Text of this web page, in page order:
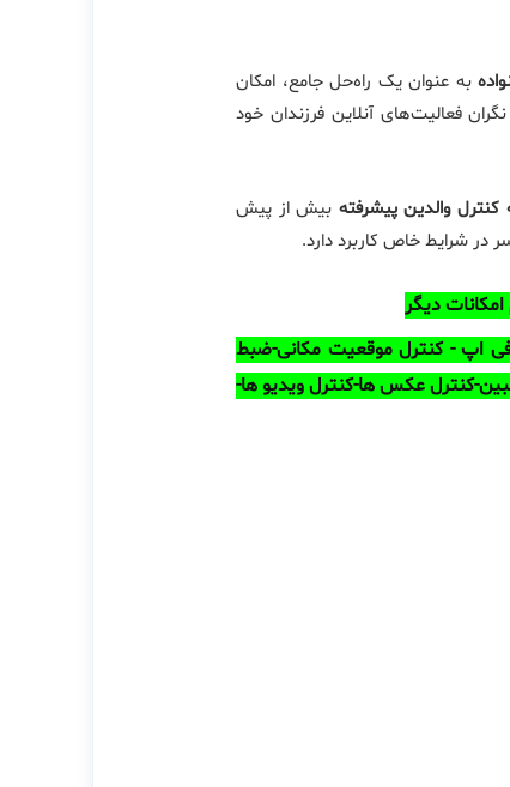
به عنوان یک راه‌حل جامع، امکان
آنلاین را فراهم می‌کند. تحقیقات نشان می‌دهد که ۷۲٪ از والدین نگران فعالیت‌های آنلاین فرزندان خود
کنترل والدین پیشرفته بیش از پیش
در شرایط خاص کاربرد دارد.
دیگر
اپ - ​کنترل موقعیت مکانی-ضبط
کنترل عکس ها-کنترل ویدیو ها-